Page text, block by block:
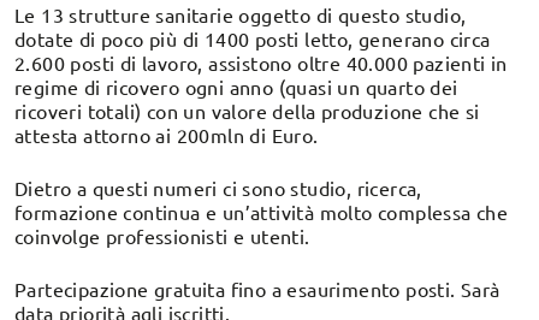
Le 13 strutture sanitarie oggetto di questo studio,
dotate di poco più di 1400 posti letto, generano circa
2.600 posti di lavoro, assistono oltre 40.000 pazienti in
regime di ricovero ogni anno (quasi un quarto dei
ricoveri totali) con un valore della produzione che si
attesta attorno ai 200mln di Euro.
Dietro a questi numeri ci sono studio, ricerca,
formazione continua e un’attività molto complessa che
coinvolge professionisti e utenti.
Partecipazione gratuita fino a esaurimento posti. Sarà
data priorità agli iscritti.